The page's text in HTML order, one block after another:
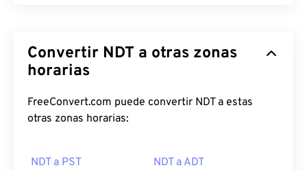
Convertir NDT a otras zonas
horarias
FreeConvert.com puede convertir NDT a estas
otras zonas horarias:
NDT a PST NDT a ADT